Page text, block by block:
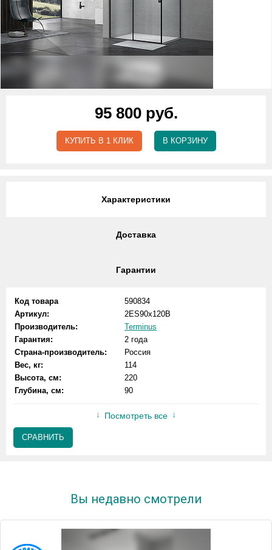
95 800 руб.
КУПИТЬ В 1 КЛИК В КОРЗИНУ
Характеристики
Доставка
Гарантии
Код товара
590834
Артикул:
2ES90х120B
Производитель:
Terminus
Гарантия:
2 года
Страна-производитель:
Россия
Вес, кг:
114
Высота, см:
220
Глубина, см:
90
Посмотреть все
СРАВНИТЬ
Вы недавно смотрели